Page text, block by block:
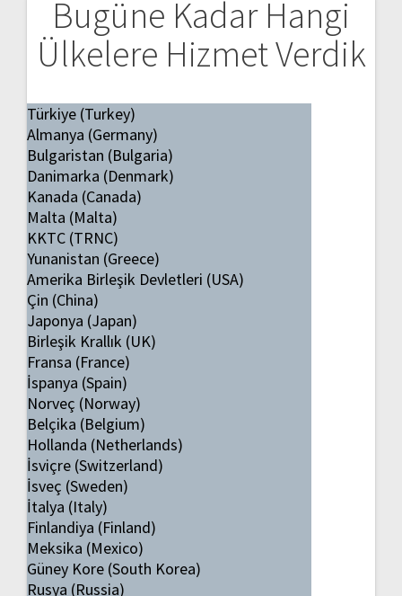
Bugüne Kadar Hangi
Ülkelere Hizmet Verdik
Türkiye (Turkey)
Almanya (Germany)
Bulgaristan (Bulgaria)
Danimarka (Denmark)
Kanada (Canada)
Malta (Malta)
KKTC (TRNC)
Yunanistan (Greece)
Amerika Birleşik Devletleri (USA)
Çin (China)
Japonya (Japan)
Birleşik Krallık (UK)
Fransa (France)
İspanya (Spain)
Norveç (Norway)
Belçika (Belgium)
Hollanda (Netherlands)
İsviçre (Switzerland)
İsveç (Sweden)
İtalya (Italy)
Finlandiya (Finland)
Meksika (Mexico)
Güney Kore (South Korea)
Rusya (Russia)